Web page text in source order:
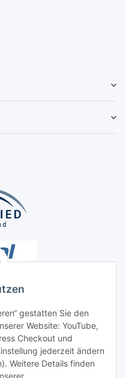
gestatten Sie den
Website: YouTube,
Checkout und
jederzeit ändern
Weitere Details finden